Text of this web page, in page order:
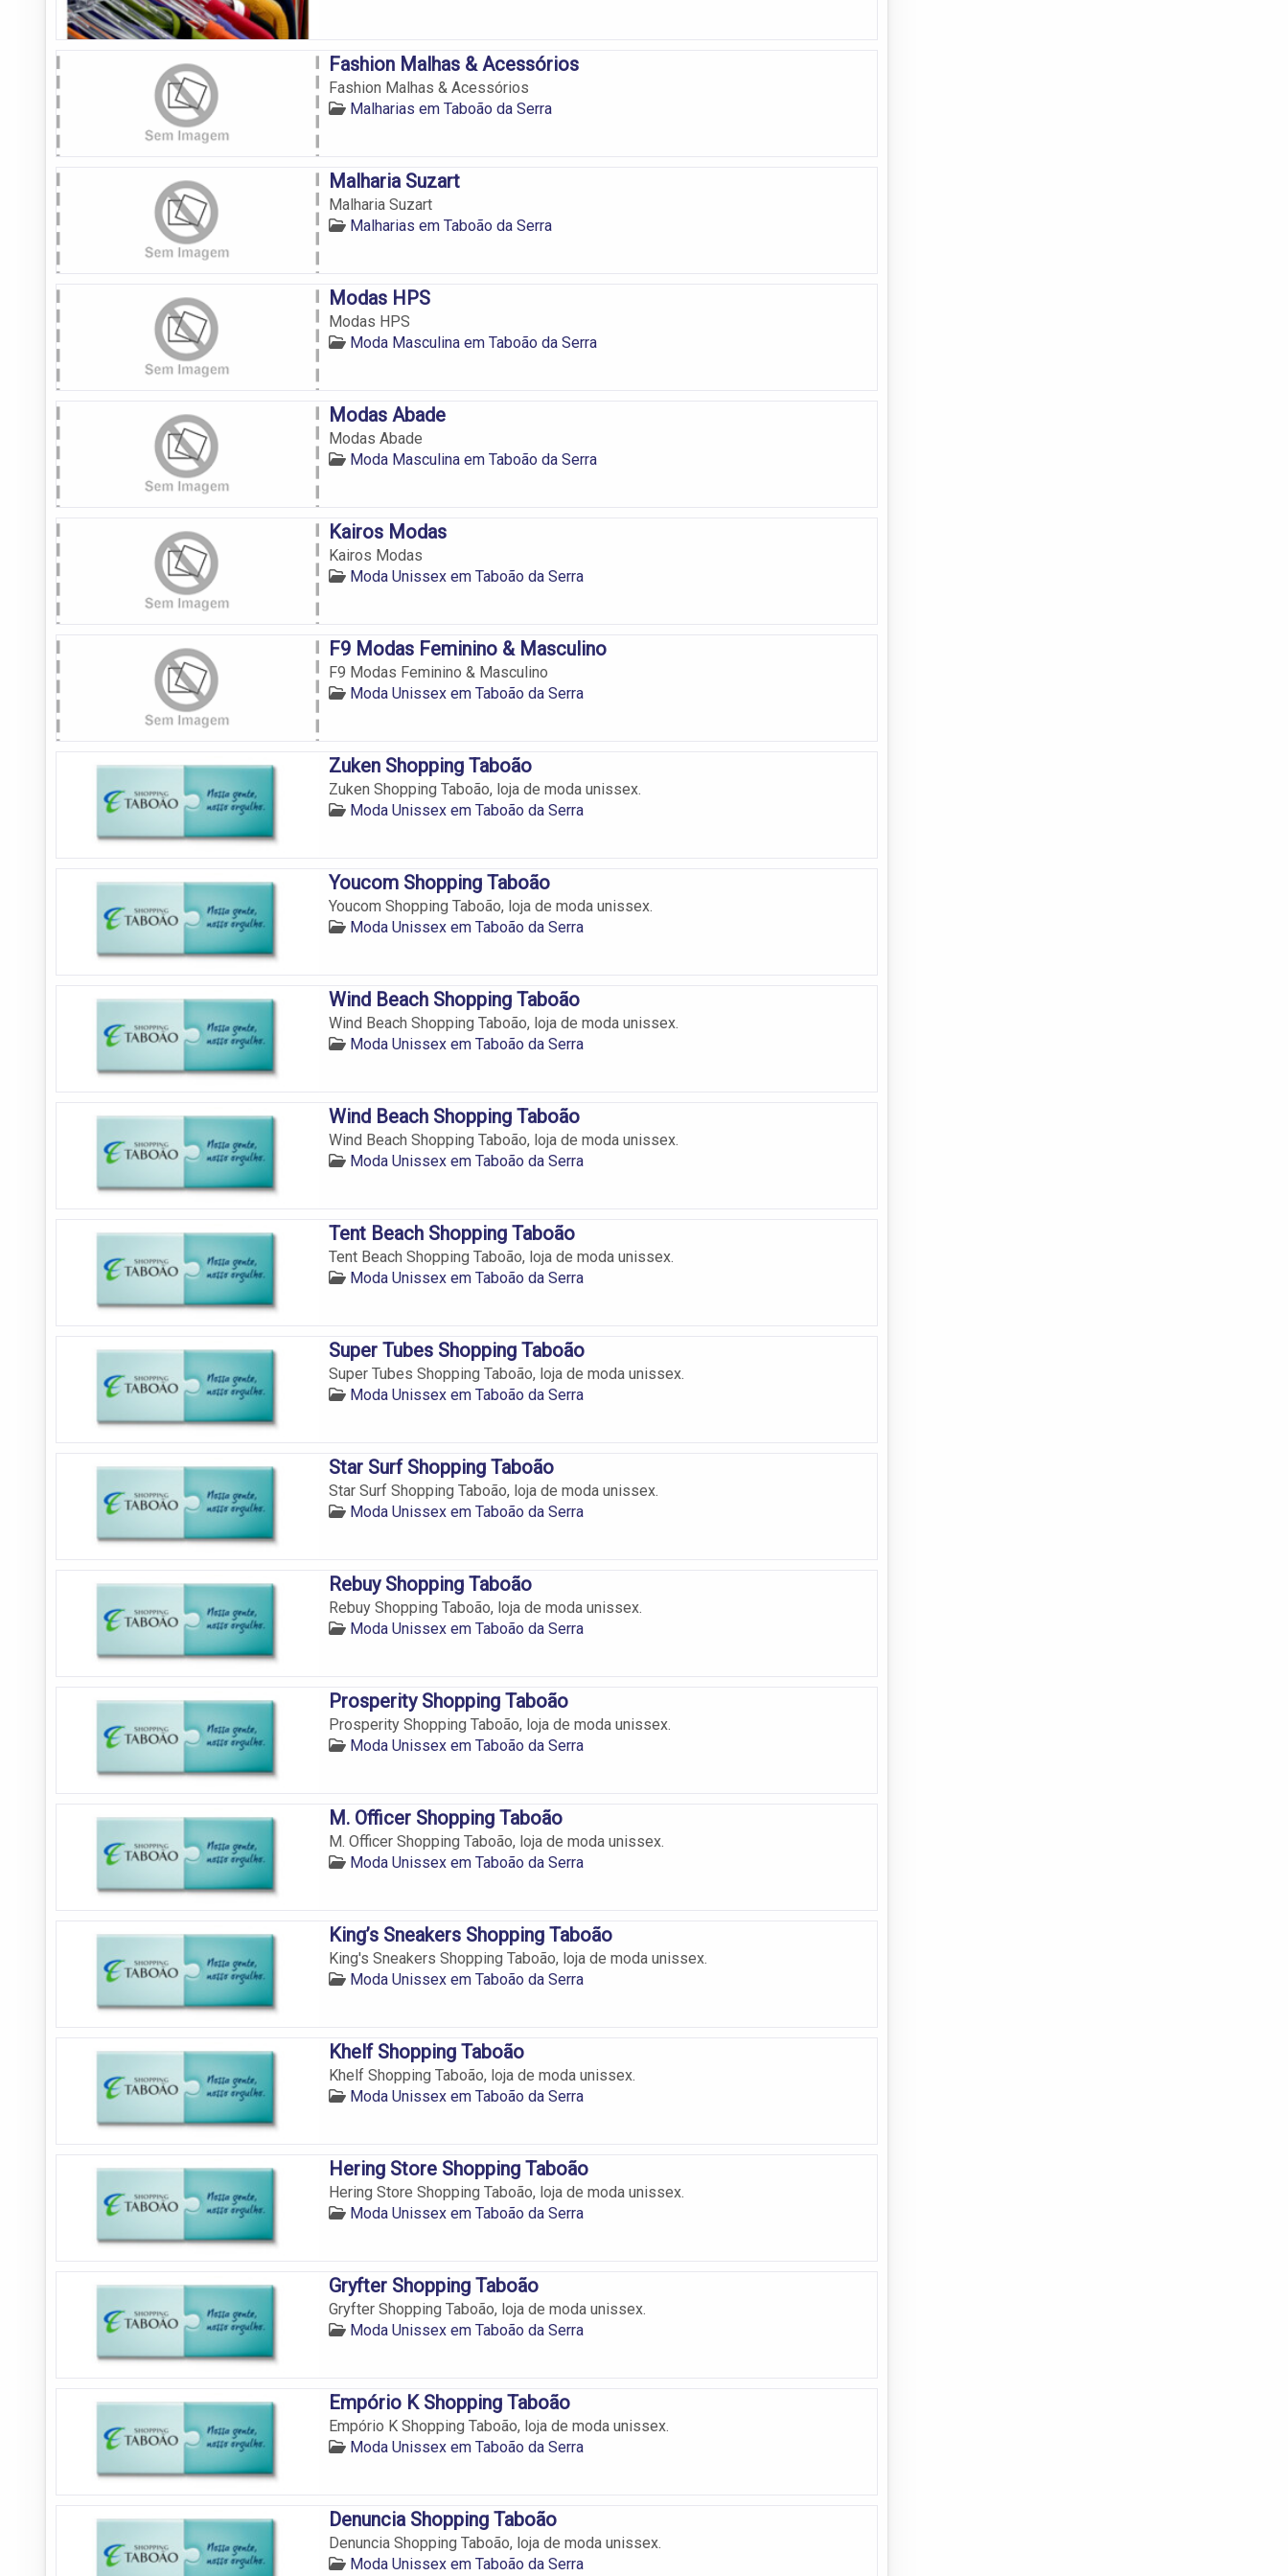
Fashion Malhas & Acessórios
Fashion Malhas & Acessórios
Malharias em Taboão da Serra
Malharia Suzart
Malharia Suzart
Malharias em Taboão da Serra
Modas HPS
Modas HPS
Moda Masculina em Taboão da Serra
Modas Abade
Modas Abade
Moda Masculina em Taboão da Serra
Kairos Modas
Kairos Modas
Moda Unissex em Taboão da Serra
F9 Modas Feminino & Masculino
F9 Modas Feminino & Masculino
Moda Unissex em Taboão da Serra
Zuken Shopping Taboão
Zuken Shopping Taboão, loja de moda unissex.
Moda Unissex em Taboão da Serra
Youcom Shopping Taboão
Youcom Shopping Taboão, loja de moda unissex.
Moda Unissex em Taboão da Serra
Wind Beach Shopping Taboão
Wind Beach Shopping Taboão, loja de moda unissex.
Moda Unissex em Taboão da Serra
Wind Beach Shopping Taboão
Wind Beach Shopping Taboão, loja de moda unissex.
Moda Unissex em Taboão da Serra
Tent Beach Shopping Taboão
Tent Beach Shopping Taboão, loja de moda unissex.
Moda Unissex em Taboão da Serra
Super Tubes Shopping Taboão
Super Tubes Shopping Taboão, loja de moda unissex.
Moda Unissex em Taboão da Serra
Star Surf Shopping Taboão
Star Surf Shopping Taboão, loja de moda unissex.
Moda Unissex em Taboão da Serra
Rebuy Shopping Taboão
Rebuy Shopping Taboão, loja de moda unissex.
Moda Unissex em Taboão da Serra
Prosperity Shopping Taboão
Prosperity Shopping Taboão, loja de moda unissex.
Moda Unissex em Taboão da Serra
M. Officer Shopping Taboão
M. Officer Shopping Taboão, loja de moda unissex.
Moda Unissex em Taboão da Serra
King’s Sneakers Shopping Taboão
King's Sneakers Shopping Taboão, loja de moda unissex.
Moda Unissex em Taboão da Serra
Khelf Shopping Taboão
Khelf Shopping Taboão, loja de moda unissex.
Moda Unissex em Taboão da Serra
Hering Store Shopping Taboão
Hering Store Shopping Taboão, loja de moda unissex.
Moda Unissex em Taboão da Serra
Gryfter Shopping Taboão
Gryfter Shopping Taboão, loja de moda unissex.
Moda Unissex em Taboão da Serra
Empório K Shopping Taboão
Empório K Shopping Taboão, loja de moda unissex.
Moda Unissex em Taboão da Serra
Denuncia Shopping Taboão
Denuncia Shopping Taboão, loja de moda unissex.
Moda Unissex em Taboão da Serra